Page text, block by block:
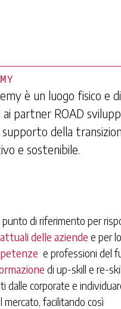
è un luogo fisico e
partner ROAD
della
e sostenibile.
di riferimento per
delle aziendee per lo
e professioni del
di up-skill e re-
dalle corporate e
mercato, facilitando così